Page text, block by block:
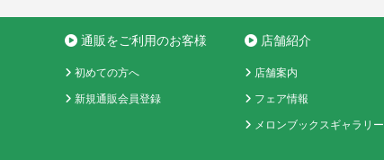
通販をご利用のお客様
初めての方へ
新規通販会員登録
店舗紹介
店舗案内
フェア情報
メロンブックスギャラリー